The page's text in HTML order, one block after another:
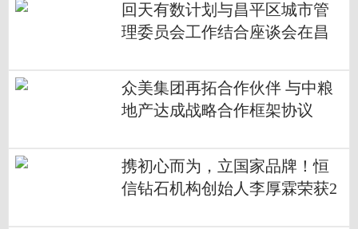
回天有数计划与昌平区城市管
理委员会工作结合座谈会在昌
众美集团再拓合作伙伴 与中粮
地产达成战略合作框架协议
携初心而为，立国家品牌！恒
信钻石机构创始人李厚霖荣获2